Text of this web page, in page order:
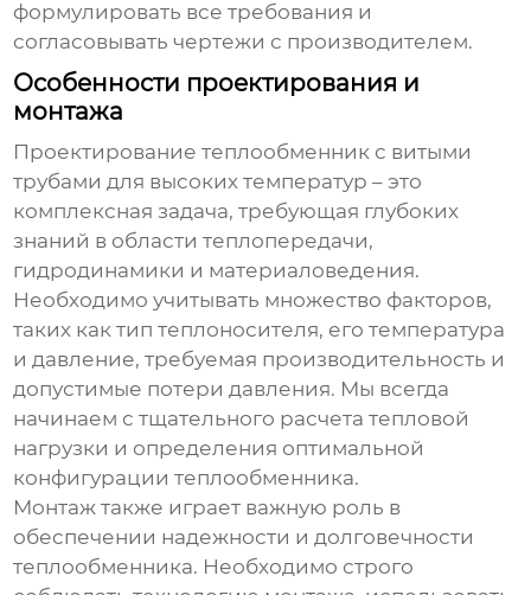
формулировать все требования и
согласовывать чертежи с производителем.
Особенности проектирования и
монтажа
Проектированиетеплообменник с витыми
трубами для высоких температур – это
комплексная задача, требующая глубоких
знаний в области теплопередачи,
гидродинамики и материаловедения.
Необходимо учитывать множество факторов,
таких как тип теплоносителя, его температура
и давление, требуемая производительность и
допустимые потери давления. Мы всегда
начинаем с тщательного расчета тепловой
нагрузки и определения оптимальной
конфигурации теплообменника.
Монтаж также играет важную роль в
обеспечении надежности и долговечности
теплообменника. Необходимо строго